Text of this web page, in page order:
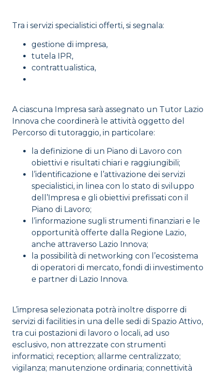
Tra i servizi specialistici offerti, si segnala:
gestione di impresa,
tutela IPR,
contrattualistica,
A ciascuna Impresa sarà assegnato un Tutor Lazio
Innova che coordinerà le attività oggetto del
Percorso di tutoraggio, in particolare:
la definizione di un Piano di Lavoro con
obiettivi e risultati chiari e raggiungibili;
l’identificazione e l’attivazione dei servizi
specialistici, in linea con lo stato di sviluppo
dell’Impresa e gli obiettivi prefissati con il
Piano di Lavoro;
l’informazione sugli strumenti finanziari e le
opportunità offerte dalla Regione Lazio,
anche attraverso Lazio Innova;
la possibilità di networking con l’ecosistema
di operatori di mercato, fondi di investimento
e partner di Lazio Innova.
L’impresa selezionata potrà inoltre disporre di
servizi di facilities in una delle sedi di Spazio Attivo,
tra cui postazioni di lavoro o locali, ad uso
esclusivo, non attrezzate con strumenti
informatici; reception; allarme centralizzato;
vigilanza; manutenzione ordinaria; connettività